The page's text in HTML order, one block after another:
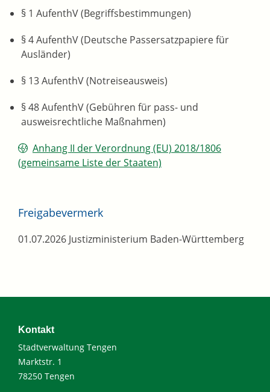
§ 1 AufenthV (Begriffsbestimmungen)
§ 4 AufenthV (Deutsche Passersatzpapiere für
Ausländer)
§ 13 AufenthV (Notreiseausweis)
§ 48 AufenthV (Gebühren für pass- und
ausweisrechtliche Maßnahmen)
Anhang II der Verordnung (EU) 2018/1806
(gemeinsame Liste der Staaten)
Freigabevermerk
01.07.2026 Justizministerium Baden-Württemberg
Kontakt
Stadtverwaltung Tengen
Marktstr. 1
78250 Tengen